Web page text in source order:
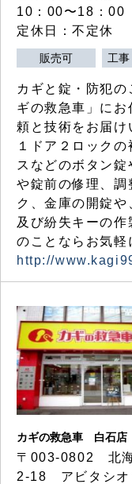
10：00〜18：00
定休日：不定休
販売可 工
カギと錠・防犯
ギの救急車」に
頼と技術をお届け
１ドア２ロック
スなどのボタン
や錠前の修理、調
ク、金庫の開錠
及び紛失キーの
のことならお気軽
http://
カギの救急車 白石店
〒003-0802 北海
2-18 アビタシオ